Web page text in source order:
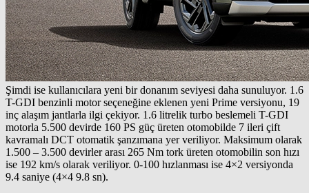
Şimdi ise kullanıcılara yeni bir donanım seviyesi daha sunuluyor. 1.6
T-GDI benzinli motor seçeneğine eklenen yeni Prime versiyonu, 19
inç alaşım jantlarla ilgi çekiyor. 1.6 litrelik turbo beslemeli T-GDI
motorla 5.500 devirde 160 PS güç üreten otomobilde 7 ileri çift
kavramalı DCT otomatik şanzımana yer veriliyor. Maksimum olarak
1.500 – 3.500 devirler arası 265 Nm tork üreten otomobilin son hızı
ise 192 km/s olarak veriliyor. 0-100 hızlanması ise 4×2 versiyonda
9.4 saniye (4×4 9.8 sn).